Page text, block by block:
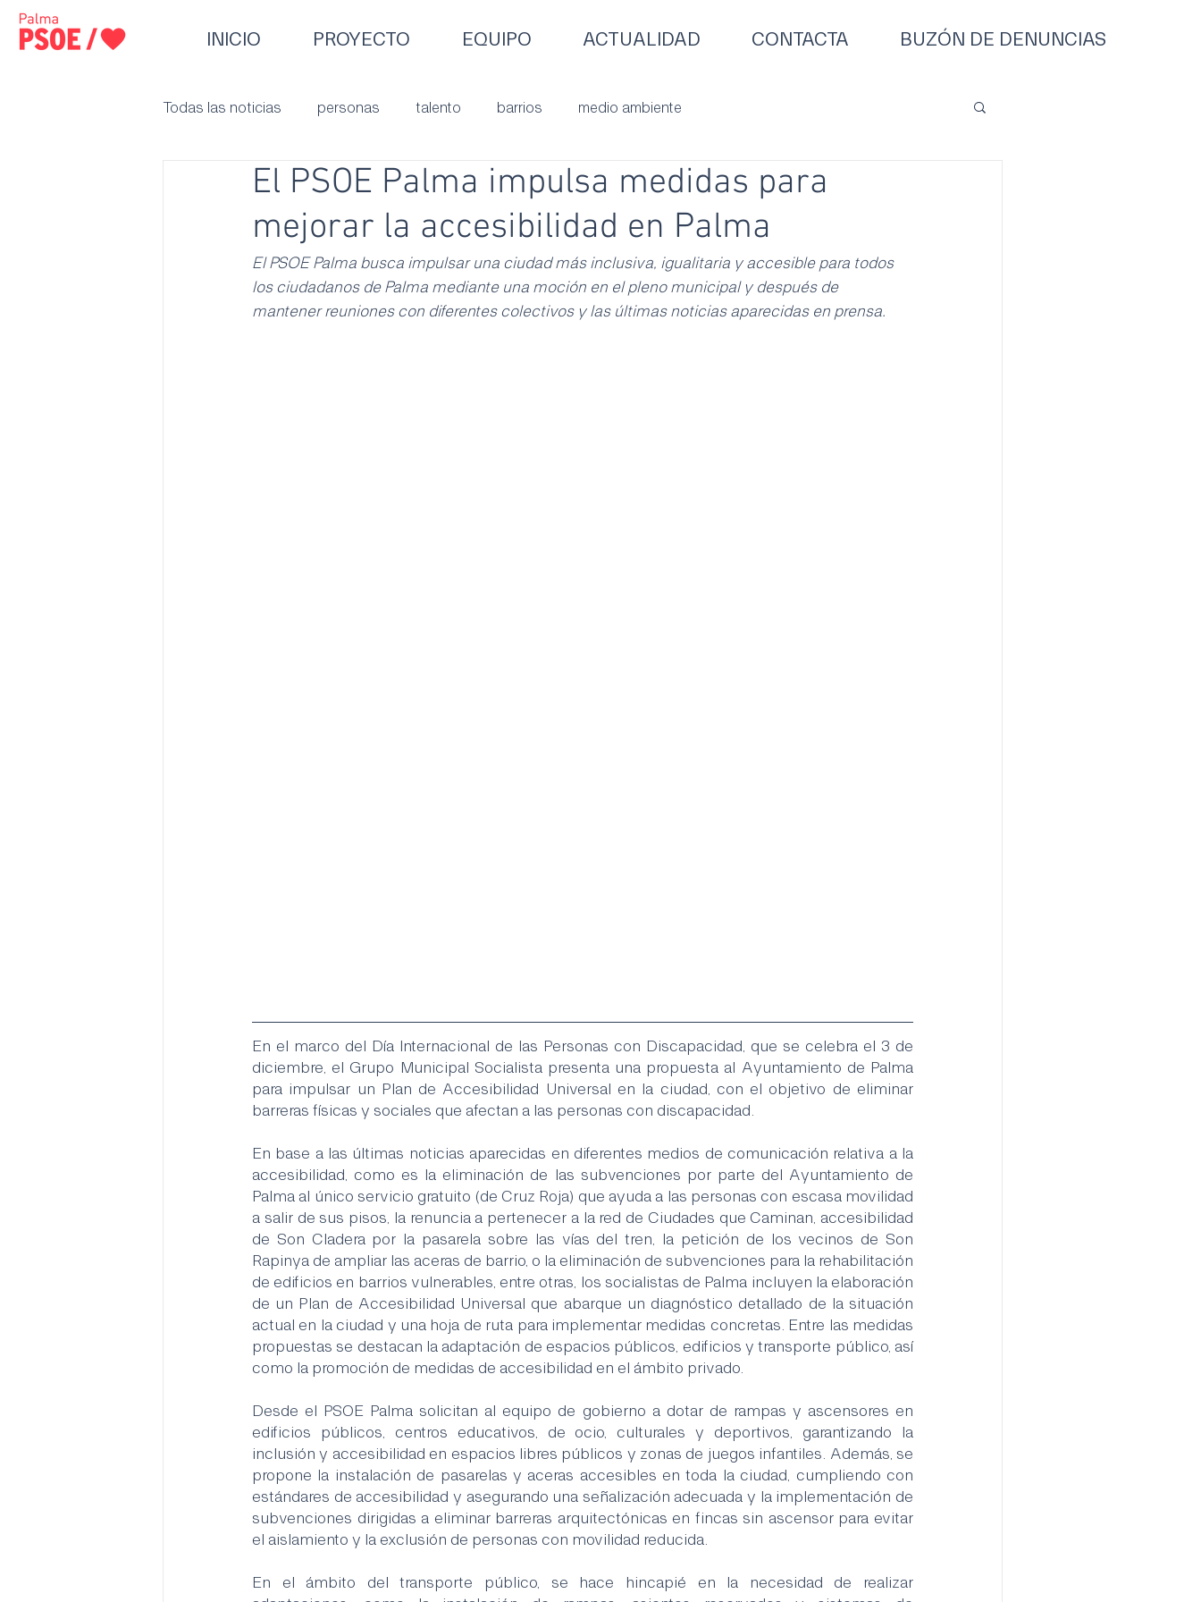
INICIO PROYECTO EQUIPO ACTUALIDAD CONTACTA BUZÓN DE DENUNCIAS
Todas las noticias personas talento barrios medio ambiente
El PSOE Palma impulsa medidas para
mejorar la accesibilidad en Palma
El PSOE Palma busca impulsar una ciudad más inclusiva, igualitaria y accesible para todos
los ciudadanos de Palma mediante una moción en el pleno municipal y después de
mantener reuniones con diferentes colectivos y las últimas noticias aparecidas en prensa.
En el marco del Día Internacional de las Personas con Discapacidad, que se celebra el 3 de
diciembre, el Grupo Municipal Socialista presenta una propuesta al Ayuntamiento de Palma
para impulsar un Plan de Accesibilidad Universal en la ciudad, con el objetivo de eliminar
barreras físicas y sociales que afectan a las personas con discapacidad.
En base a las últimas noticias aparecidas en diferentes medios de comunicación relativa a la
accesibilidad, como es la eliminación de las subvenciones por parte del Ayuntamiento de
Palma al único servicio gratuito (de Cruz Roja) que ayuda a las personas con escasa movilidad
a salir de sus pisos, la renuncia a pertenecer a la red de Ciudades que Caminan, accesibilidad
de Son Cladera por la pasarela sobre las vías del tren, la petición de los vecinos de Son
Rapinya de ampliar las aceras de barrio, o la eliminación de subvenciones para la rehabilitación
de edificios en barrios vulnerables, entre otras, los socialistas de Palma incluyen la elaboración
de un Plan de Accesibilidad Universal que abarque un diagnóstico detallado de la situación
actual en la ciudad y una hoja de ruta para implementar medidas concretas. Entre las medidas
propuestas se destacan la adaptación de espacios públicos, edificios y transporte público, así
como la promoción de medidas de accesibilidad en el ámbito privado.
Desde el PSOE Palma solicitan al equipo de gobierno a dotar de rampas y ascensores en
edificios públicos, centros educativos, de ocio, culturales y deportivos, garantizando la
inclusión y accesibilidad en espacios libres públicos y zonas de juegos infantiles. Además, se
propone la instalación de pasarelas y aceras accesibles en toda la ciudad, cumpliendo con
estándares de accesibilidad y asegurando una señalización adecuada y la implementación de
subvenciones dirigidas a eliminar barreras arquitectónicas en fincas sin ascensor para evitar
el aislamiento y la exclusión de personas con movilidad reducida.
En el ámbito del transporte público, se hace hincapié en la necesidad de realizar